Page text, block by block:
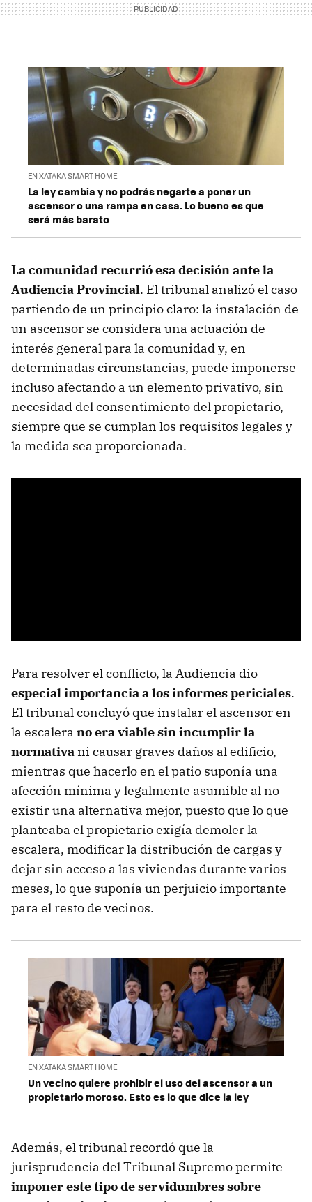
EN XATAKA SMART HOME
La ley cambia y no podrás negarte a poner un
ascensor o una rampa en casa. Lo bueno es que
será más barato
La comunidad recurrió esa decisión ante la
Audiencia Provincial. El tribunal analizó el caso
partiendo de un principio claro: la instalación de
un ascensor se considera una actuación de
interés general para la comunidad y, en
determinadas circunstancias, puede imponerse
incluso afectando a un elemento privativo, sin
necesidad del consentimiento del propietario,
siempre que se cumplan los requisitos legales y
la medida sea proporcionada.
Para resolver el conflicto, la Audiencia dio
especial importancia a los informes periciales.
El tribunal concluyó que instalar el ascensor en
la escalera no era viable sin incumplir la
normativa ni causar graves daños al edificio,
mientras que hacerlo en el patio suponía una
afección mínima y legalmente asumible al no
existir una alternativa mejor, puesto que lo que
planteaba el propietario exigía demoler la
escalera, modificar la distribución de cargas y
dejar sin acceso a las viviendas durante varios
meses, lo que suponía un perjuicio importante
para el resto de vecinos.
EN XATAKA SMART HOME
Un vecino quiere prohibir el uso del ascensor a un
propietario moroso. Esto es lo que dice la ley
Además, el tribunal recordó que la
jurisprudencia del Tribunal Supremo permite
imponer este tipo de servidumbres sobre